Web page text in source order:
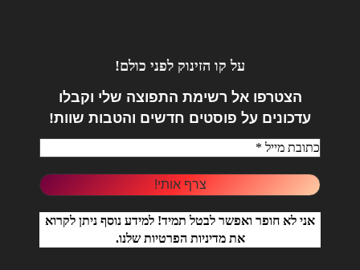
על קו הזינוק לפני כולם!
הצטרפו אל רשימת התפוצה שלי וקבלו
עדכונים על פוסטים חדשים והטבות שוות!
אני לא חופר ואפשר לבטל תמיד! למידע נוסף ניתן לקרוא
אתמדיניות הפרטיותשלנו.